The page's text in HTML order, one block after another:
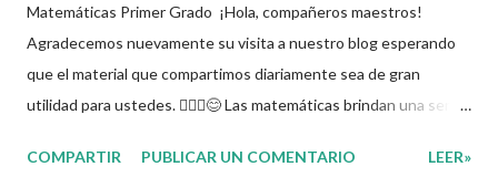
Matemáticas Primer Grado ¡Hola, compañeros maestros!
Agradecemos nuevamente su visita a nuestro blog esperando
que el material que compartimos diariamente sea de gran
utilidad para ustedes. 🙋🏽‍♂️😊 Las matemáticas brindan una serie
pues desarrollan su capacidad de razonamiento, los ayudan a
COMPARTIR PUBLICAR UN COMENTARIO LEER»